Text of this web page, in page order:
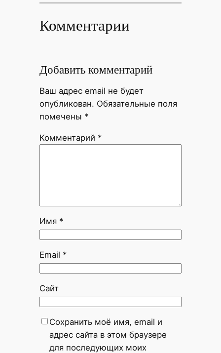
Комментарии
Добавить комментарий
Ваш адрес email не будет
опубликован. Обязательные поля
помечены *
Комментарий *
Имя *
Email *
Сайт
Сохранить моё имя, email и
адрес сайта в этом браузере
для последующих моих